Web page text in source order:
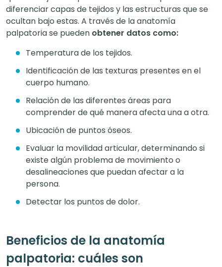
diferenciar capas de tejidos y las estructuras que se
ocultan bajo estas. A través de la anatomía
palpatoria se pueden obtener datos como:
Temperatura de los tejidos.
Identificación de las texturas presentes en el
cuerpo humano.
Relación de las diferentes áreas para
comprender de qué manera afecta una a otra.
Ubicación de puntos óseos.
Evaluar la movilidad articular, determinando si
existe algún problema de movimiento o
desalineaciones que puedan afectar a la
persona.
Detectar los puntos de dolor.
Beneficios de la anatomía
palpatoria: cuáles son